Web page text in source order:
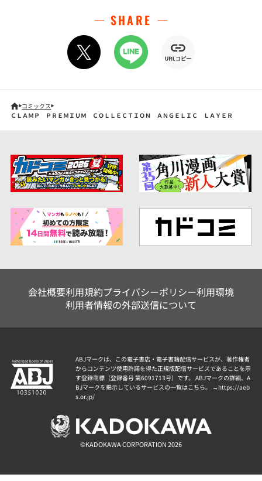
SHARE
コミックス
ＣＬＡＭＰ ＰＲＥＭＩＵＭ ＣＯＬＬＥＣＴＩＯＮ ＡＮＧＥＬＩＣ ＬＡＹＥＲ
会社概要利用規約プライバシーポリシー利用環境
利用者情報の外部送信について
ABJマークは、この電子書店・電子書籍配信サービスが、著作権者
からコンテンツ使用許諾を得た正規版配信サービスであることを示
す登録商標（登録番号 第6091713号）です。 ABJマークの詳細、A
BJマークを掲示しているサービスの一覧はこちら。 → https://aeb
s.or.jp/
©KADOKAWA CORPORATION 2026